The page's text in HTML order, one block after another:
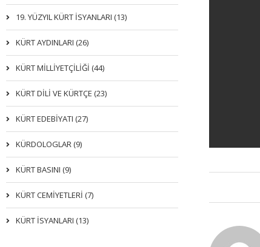
19. YÜZYIL KÜRT İSYANLARI (13)
KÜRT AYDINLARI (26)
KÜRT MİLLİYETÇİLİĞİ (44)
KÜRT DİLİ VE KÜRTÇE (23)
KÜRT EDEBİYATI (27)
KÜRDOLOGLAR (9)
KÜRT BASINI (9)
KÜRT CEMİYETLERİ (7)
KÜRT İSYANLARI (13)